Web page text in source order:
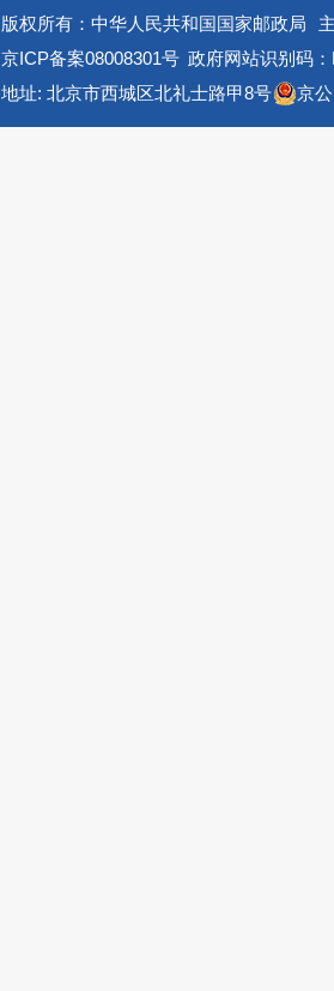
版权所有：中华人民共和国国家邮政局
京ICP备案08008301号 政府网站识别码
地址: 北京市西城区北礼士路甲8号
京